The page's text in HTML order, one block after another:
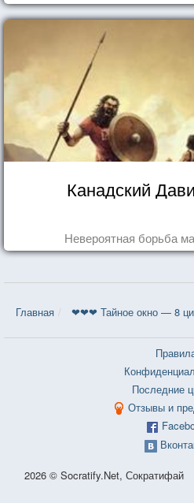
Канадский
Невероятная борьба
Главная ❤❤❤ Тайное окно — 8
Последние
Отзывы и
2026 © Socratify.Net, Сократифай